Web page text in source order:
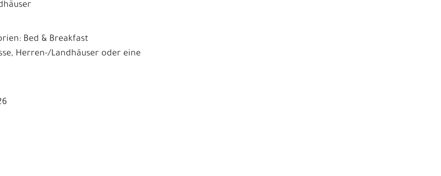
Bed & Breakfast
Herren-/Landhäuser oder eine